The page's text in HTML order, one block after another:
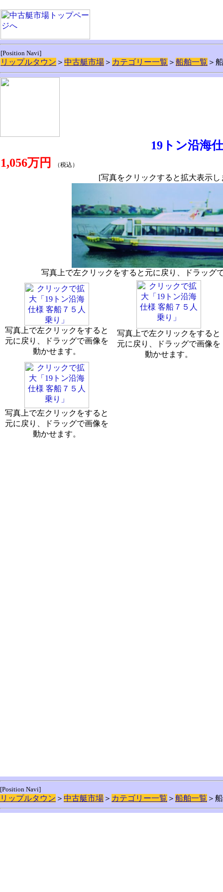
[Position Navi]
リップルタウン ＞ 中古艇市場 ＞ カテゴリー一覧 ＞ 船舶一覧 ＞
19トン沿海
1,056万円
（税込）
[写真をクリックすると拡大表示し
写真上で左クリックをすると元に戻り、ドラッグ
写真上で左クリックをすると
元に戻り、ドラッグで画像を
動かせます。
写真上で左クリックをすると
元に戻り、ドラッグで画像を
動かせます。
写真上で左クリックをすると
元に戻り、ドラッグで画像を
動かせます。
[Position Navi]
リップルタウン ＞ 中古艇市場 ＞ カテゴリー一覧 ＞ 船舶一覧 ＞